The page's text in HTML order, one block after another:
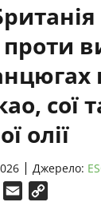
сої
олії
Джерело:
WhatsApp
Email